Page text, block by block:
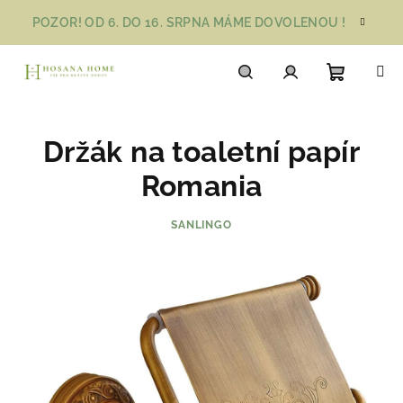
obsah
POZOR! OD 6. DO 16. SRPNA MÁME DOVOLENOU !
košík
Držák na toaletní papír
Romania
SANLINGO